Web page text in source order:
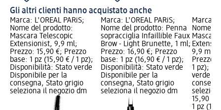
Gli altri clienti hanno acquistato anche
Marca: L'ORÉAL PARiS;
Nome del prodotto:
Mascara Telescopic
Extensionist, 9,9 ml;
Prezzo: 15,90 €; Prezzo
base: 1 pz (15,90 € / 1 pz);
Disponibilità: Stato verde
Disponibile per la
consegna, Stato grigio
seleziona il negozio dm
Marca: L'ORÉAL PARiS;
Nome del prodotto: Penna
sopracciglia Infaillible Faux
Brow - Light Brunette, 1 ml;
Prezzo: 16,90 €; Prezzo
base: 1 pz (16,90 € / 1 pz);
Disponibilità: Stato verde
Disponibile per la
consegna, Stato grigio
seleziona il negozio dm
Marca:
Nome
9,9 ml;
Prezzo
1 pz);
verde
15,90 €
1 pz